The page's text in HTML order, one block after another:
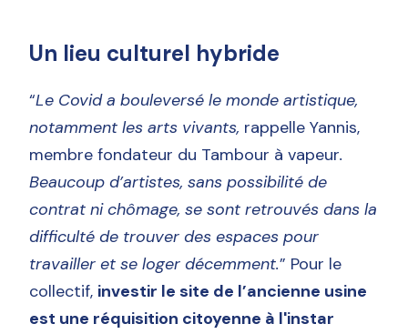
Un lieu culturel hybride
“Le Covid a bouleversé le monde artistique,
notamment les arts vivants, rappelle Yannis,
membre fondateur du Tambour à vapeur.
Beaucoup d’artistes, sans possibilité de
contrat ni chômage, se sont retrouvés dans la
difficulté de trouver des espaces pour
travailler et se loger décemment.” Pour le
collectif, investir le site de l’ancienne usine
est une réquisition citoyenne à l'instar